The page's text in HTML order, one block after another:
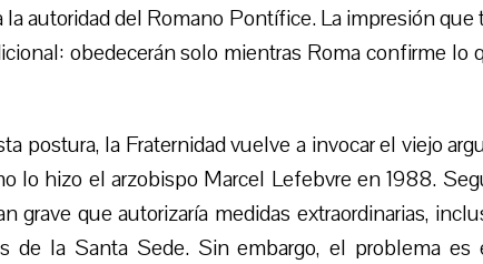
autoridad del Romano Pontífice. La impresión
obedecerán solo mientras Roma confirme lo
postura, la Fraternidad vuelve a invocar el viejo
lo hizo el arzobispo Marcel Lefebvre en 1988.
grave que autorizaría medidas extraordinarias,
de la Santa Sede. Sin embargo, el problema